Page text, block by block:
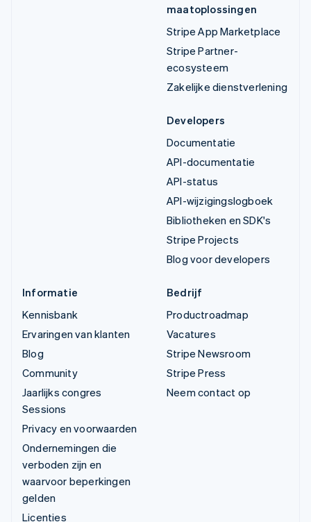
maatoplossingen
Stripe App Marketplace
Stripe Partner-
ecosysteem
Zakelijke dienstverlening
Developers
Documentatie
API-documentatie
API-status
API-wijzigingslogboek
Bibliotheken en SDK's
Stripe Projects
Blog voor developers
Informatie
Kennisbank
Ervaringen van klanten
Blog
Community
Jaarlijks congres
Sessions
Privacy en voorwaarden
Ondernemingen die
verboden zijn en
waarvoor beperkingen
gelden
Licenties
Bedrijf
Productroadmap
Vacatures
Stripe Newsroom
Stripe Press
Neem contact op